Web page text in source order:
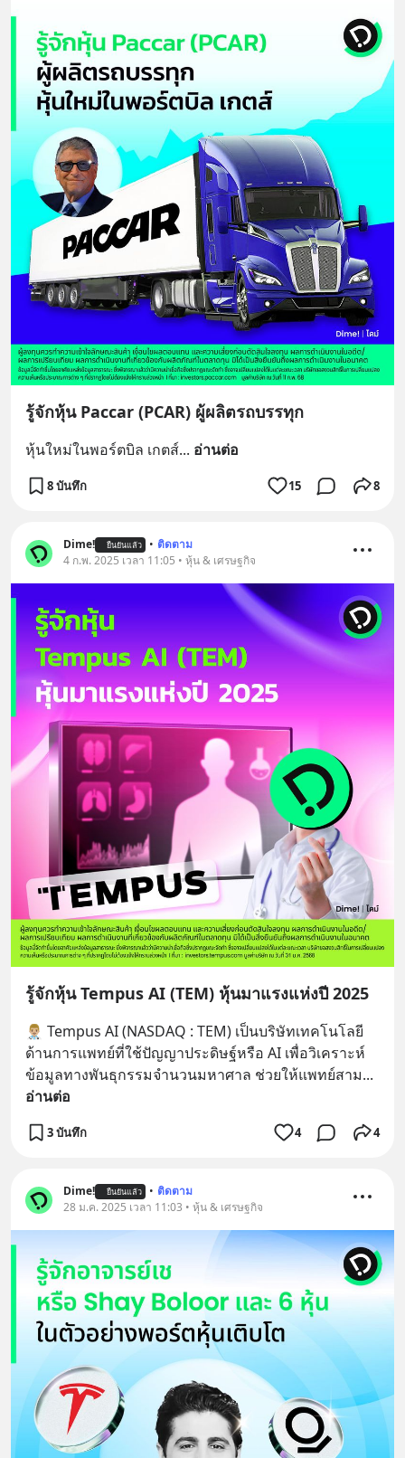
รู้จักหุ้น Paccar (PCAR) ผู้ผลิตรถบรรทุก
หุ้นใหม่ในพอร์ตบิล เกตส์... อ่านต่อ
8 บันทึก 15 8
Dime! ยืนยันแล้ว • ติดตาม
4 ก.พ. 2025 เวลา 11:05 • หุ้น & เศรษฐกิจ
รู้จักหุ้น Tempus AI (TEM) หุ้นมาแรงแห่งปี 2025
👨🏼‍⚕️ Tempus AI (NASDAQ : TEM) เป็นบริษัทเทคโนโลยี
ด้านการแพทย์ที่ใช้ปัญญาประดิษฐ์หรือ AI เพื่อวิเคราะห์
ข้อมูลทางพันธุกรรมจำนวนมหาศาล ช่วยให้แพทย์สาม
อ่านต่อ
3 บันทึก 4 4
Dime! ยืนยันแล้ว • ติดตาม
28 ม.ค. 2025 เวลา 11:03 • หุ้น & เศรษฐกิจ